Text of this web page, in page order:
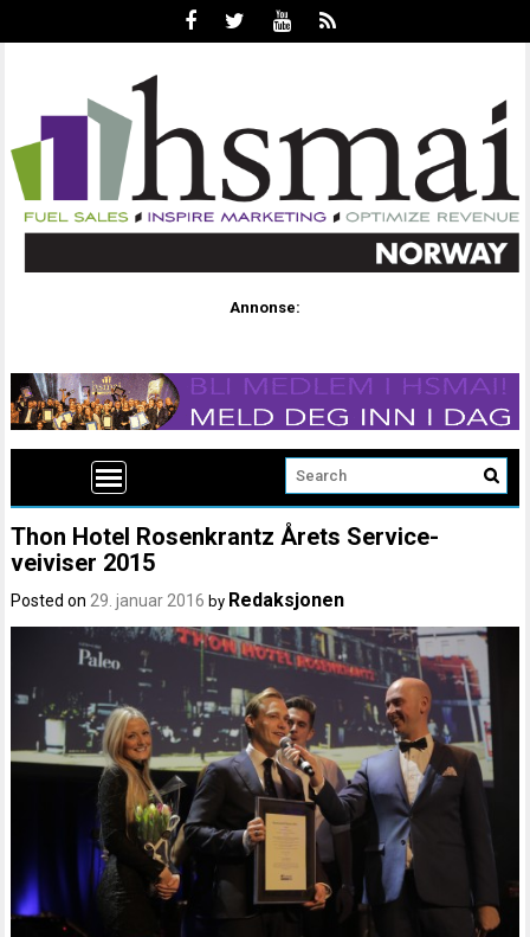
Annonse:
Thon Hotel Rosenkrantz Årets Service-
veiviser 2015
Posted on29. januar 2016 by Redaksjonen